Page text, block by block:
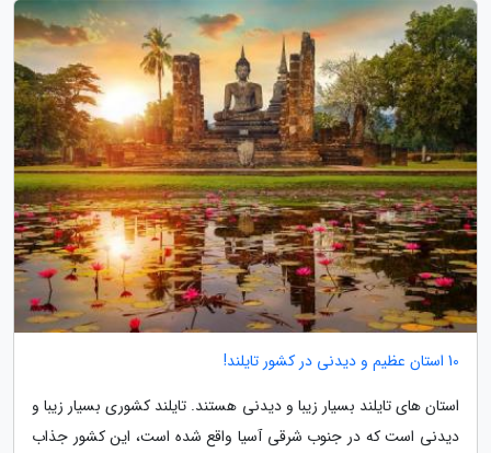
10 استان عظیم و دیدنی در کشور تایلند!
استان های تایلند بسیار زیبا و دیدنی هستند. تایلند کشوری بسیار زیبا و
دیدنی است که در جنوب شرقی آسیا واقع شده است، این کشور جذاب